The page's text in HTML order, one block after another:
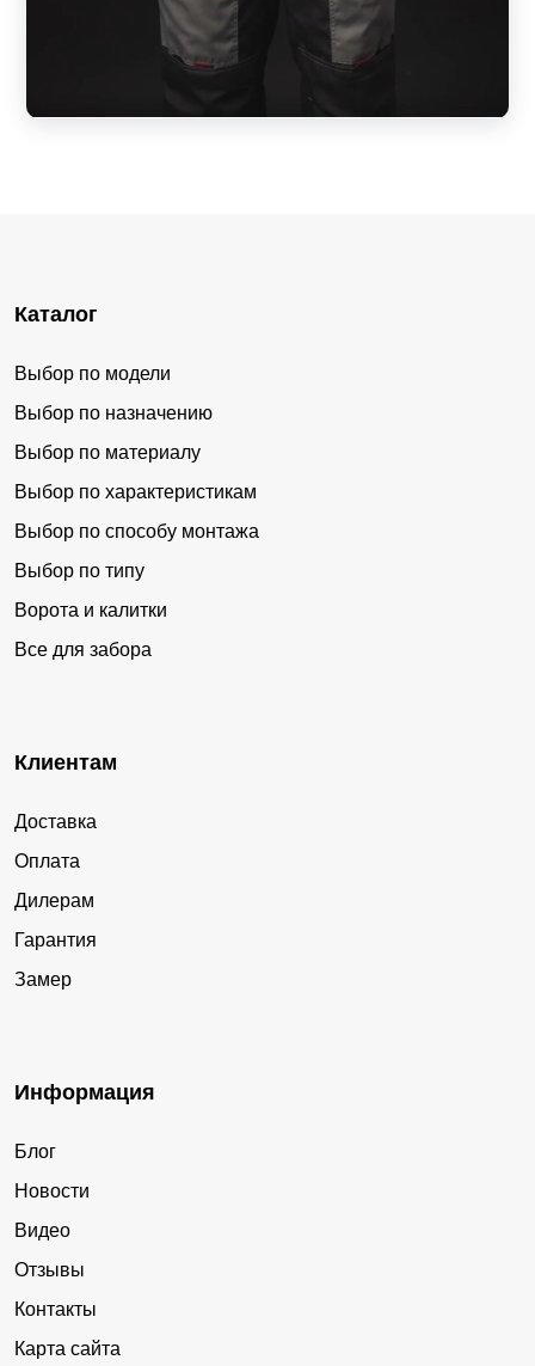
Каталог
Выбор по модели
Выбор по назначению
Выбор по материалу
Выбор по характеристикам
Выбор по способу монтажа
Выбор по типу
Ворота и калитки
Все для забора
Клиентам
Доставка
Оплата
Дилерам
Гарантия
Замер
Информация
Блог
Новости
Видео
Отзывы
Контакты
Карта сайта